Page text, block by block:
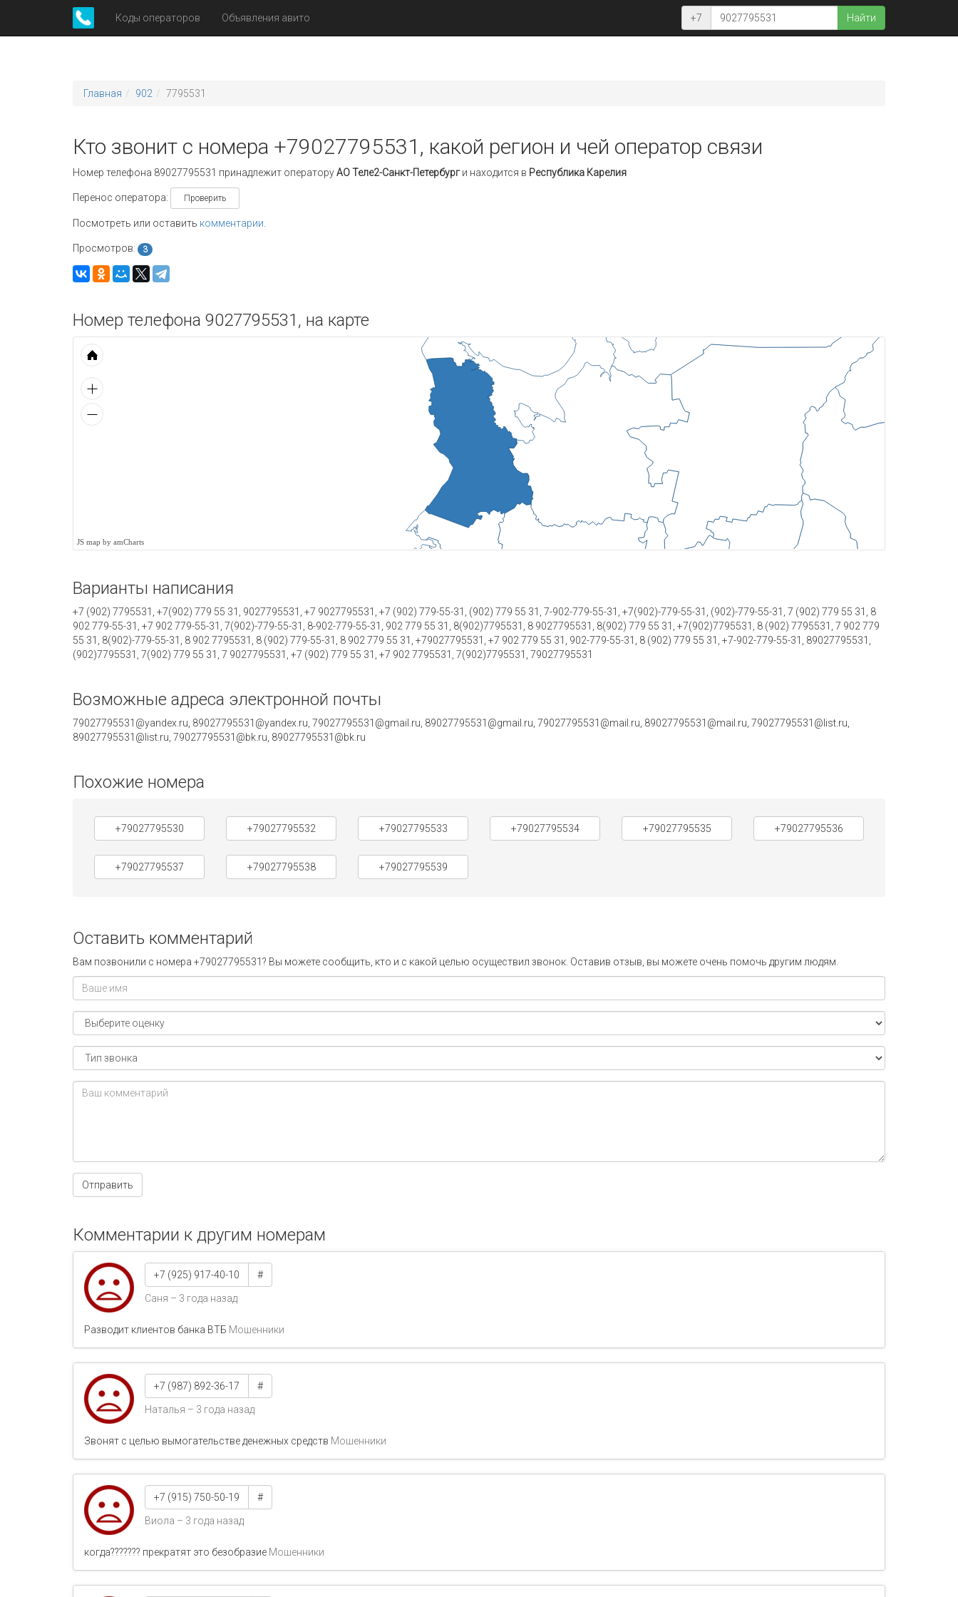
Коды операторов Объявления авито +7 Найти
Главная 902 7795531
Кто звонит с номера +79027795531, какой регион и чей оператор связи
Номер телефона 89027795531 принадлежит операторуАО Теле2-Санкт-Петербурги находится в Республика Карелия
Перенос оператора: Проверить
Посмотреть или оставить комментарии.
Просмотров: 3
Номер телефона 9027795531, на карте
JS map by amCharts
Варианты написания
+7 (902) 7795531, +7(902) 779 55 31, 9027795531, +7 9027795531, +7 (902) 779-55-31, (902) 779 55 31, 7-902-779-55-31, +7(902)-779-55-31, (902)-779-55-31, 7 (902) 779 55 31, 8
902 779-55-31, +7 902 779-55-31, 7(902)-779-55-31, 8-902-779-55-31, 902 779 55 31, 8(902)7795531, 8 9027795531, 8(902) 779 55 31, +7(902)7795531, 8 (902) 7795531, 7 902 779
55 31, 8(902)-779-55-31, 8 902 7795531, 8 (902) 779-55-31, 8 902 779 55 31, +79027795531, +7 902 779 55 31, 902-779-55-31, 8 (902) 779 55 31, +7-902-779-55-31, 89027795531,
(902)7795531, 7(902) 779 55 31, 7 9027795531, +7 (902) 779 55 31, +7 902 7795531, 7(902)7795531, 79027795531
Возможные адреса электронной почты
79027795531@yandex.ru, 89027795531@yandex.ru, 79027795531@gmail.ru, 89027795531@gmail.ru, 79027795531@mail.ru, 89027795531@mail.ru, 79027795531@list.ru,
89027795531@list.ru, 79027795531@bk.ru, 89027795531@bk.ru
Похожие номера
+79027795530 +79027795532 +79027795533 +79027795534 +79027795535 +79027795536
+79027795537 +79027795538 +79027795539
Оставить комментарий
Вам позвонили с номера +79027795531? Вы можете сообщить, кто и с какой целью осуществил звонок. Оставив отзыв, вы можете очень помочь другим людям.
Отправить
Комментарии к другим номерам
+7 (925) 917-40-10 #
Саня – 3 года назад
Разводит клиентов банка ВТБ Мошенники
+7 (987) 892-36-17 #
Наталья – 3 года назад
Звонят с целью вымогательстве денежных средств Мошенники
+7 (915) 750-50-19 #
Виола – 3 года назад
когда??????? прекратят это безобразие Мошенники